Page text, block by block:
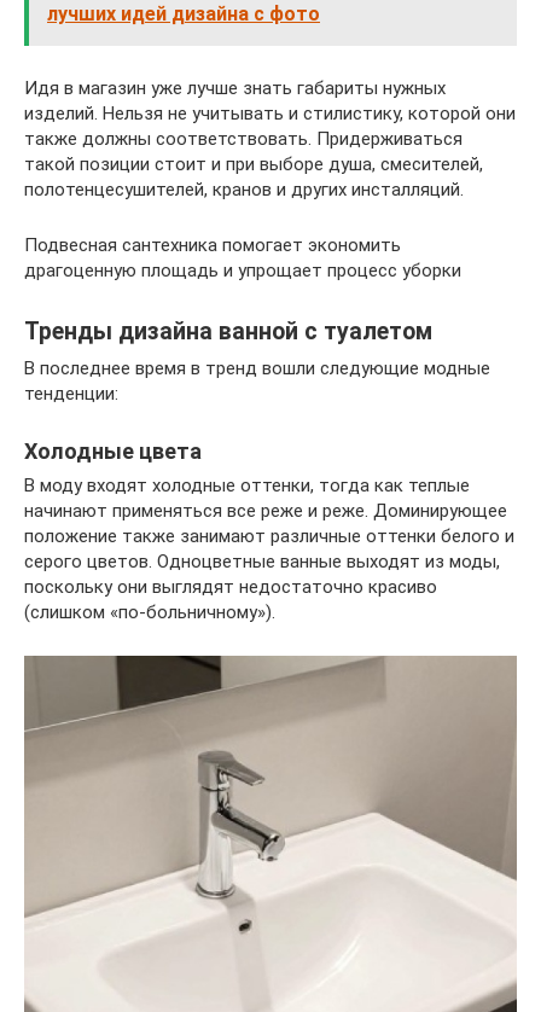
лучших идей дизайна с фото
Идя в магазин уже лучше знать габариты нужных
изделий. Нельзя не учитывать и стилистику, которой они
также должны соответствовать. Придерживаться
такой позиции стоит и при выборе душа, смесителей,
полотенцесушителей, кранов и других инсталляций.
Подвесная сантехника помогает экономить
драгоценную площадь и упрощает процесс уборки
Тренды дизайна ванной с туалетом
В последнее время в тренд вошли следующие модные
тенденции:
Холодные цвета
В моду входят холодные оттенки, тогда как теплые
начинают применяться все реже и реже. Доминирующее
положение также занимают различные оттенки белого и
серого цветов. Одноцветные ванные выходят из моды,
поскольку они выглядят недостаточно красиво
(слишком «по-больничному»).